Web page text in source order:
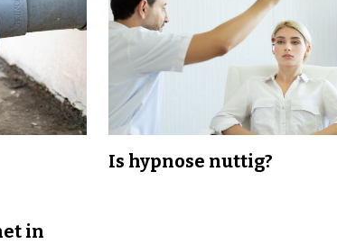
in
Is hypnose nuttig?